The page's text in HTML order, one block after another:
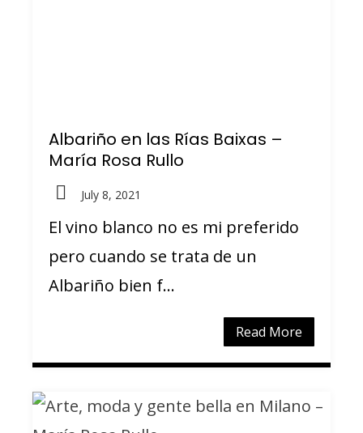
Albariño en las Rías Baixas –
María Rosa Rullo
July 8, 2021
El vino blanco no es mi preferido
pero cuando se trata de un
Albariño bien f...
Read More